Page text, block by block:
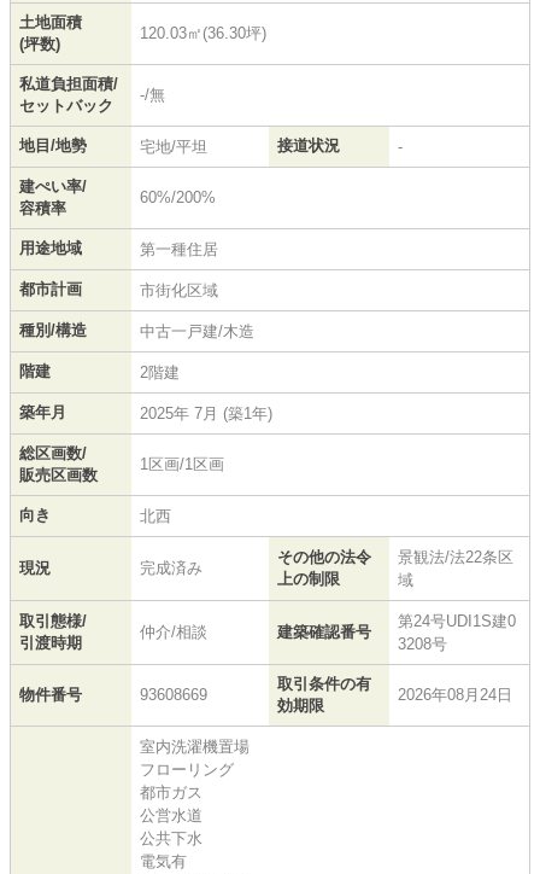
土地面積
(坪数)
120.03㎡(36.30坪)
私道負担面積/
セットバック
-/無
地目/地勢 宅地/平坦 接道状況 -
建ぺい率/
容積率
60%/200%
用途地域 第一種住居
都市計画 市街化区域
種別/構造 中古一戸建/木造
階建 2階建
築年月 2025年 7月 (築1年)
総区画数/
販売区画数
1区画/1区画
向き 北西
現況 完成済み
その他の法令
上の制限
景観法/法22条区
域
取引態様/
引渡時期
仲介/相談 建築確認番号
第24号UDI1S建0
3208号
物件番号 93608669
取引条件の有
効期限
2026年08月24日
室内洗濯機置場
フローリング
都市ガス
公営水道
公共下水
電気有